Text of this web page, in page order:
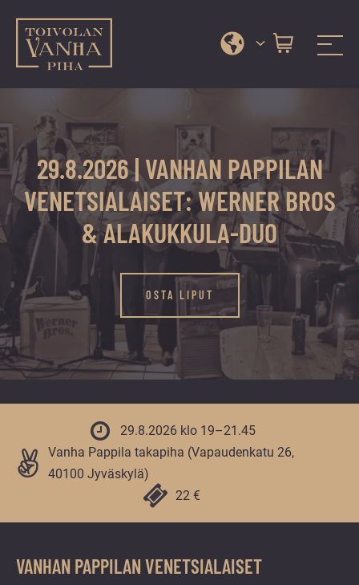
suoraan
sisältöön
Toivolan vanha piha
pihapiirissä
erilaiset
palvelut
ja
tapahtumat
tarjoavat
kiireettömiä
hyviä
hetkiä
ympäri
vuoden.
29.8.2026 | VANHAN PAPPILAN
VENETSIALAISET: WERNER BROS
& ALAKUKKULA-DUO
OSTA LIPUT
29.8.2026 klo 19–21.45
Vanha Pappila takapiha (Vapaudenkatu 26,
40100 Jyväskylä)
22 €
VANHAN PAPPILAN VENETSIALAISET